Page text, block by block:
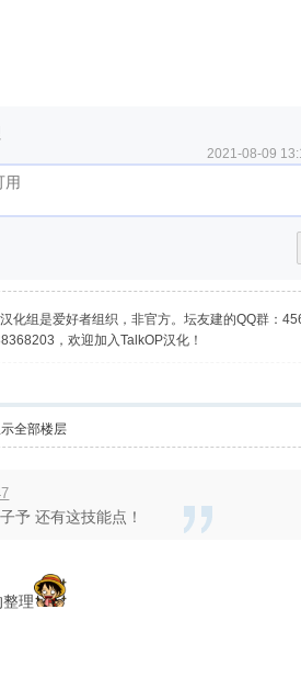
2021-08-09
化组是爱好者组织，非官方。坛友建的QQ群：
，欢迎加入TalkOP汉化！
全部楼层
予 还有这技能点！
理